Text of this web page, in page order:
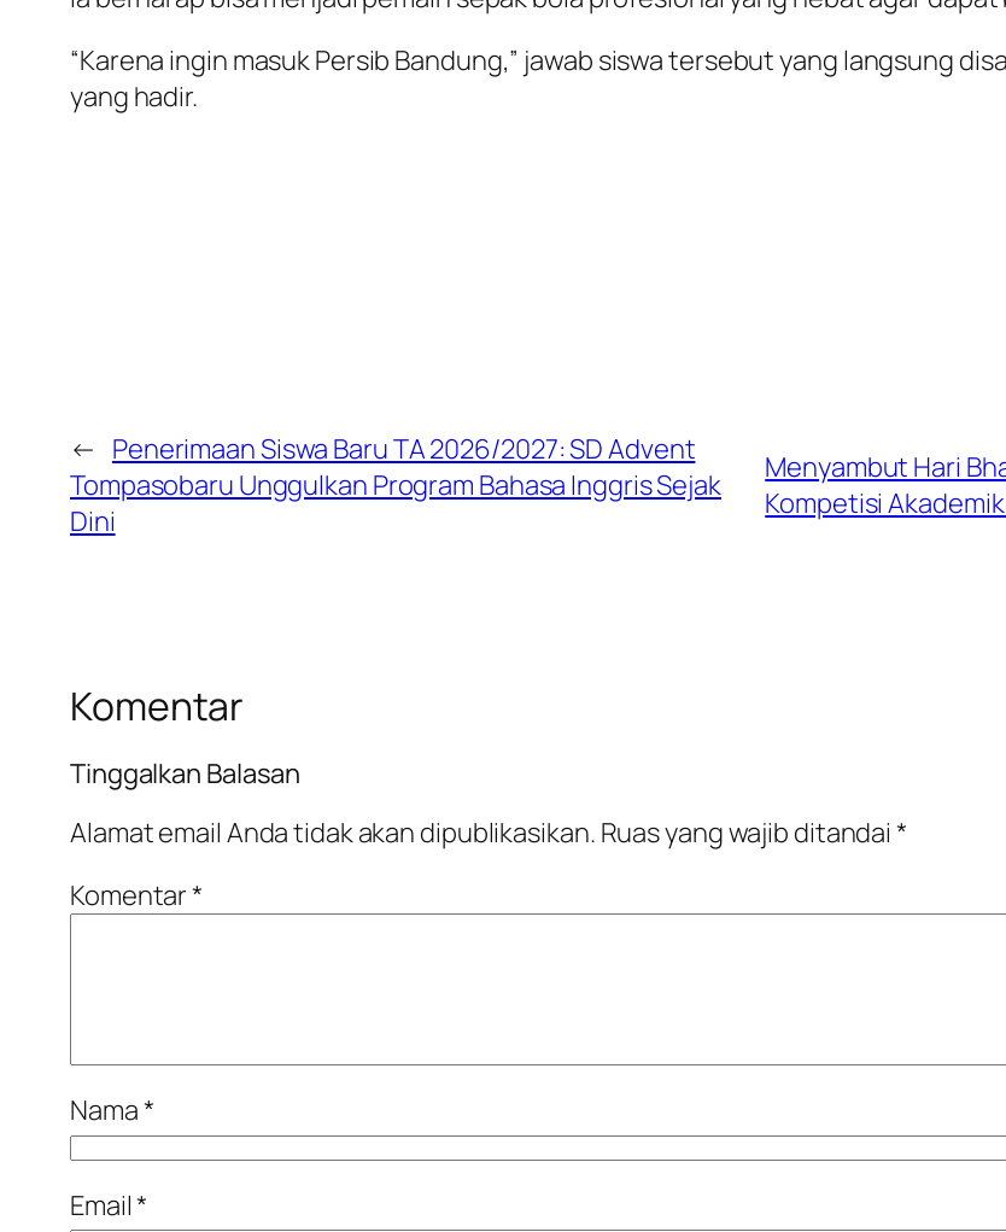
“Karena ingin masuk Persib Bandung,” jawab siswa tersebut yang langsung
yang hadir.
← Penerimaan Siswa Baru TA 2026/2027: SD Advent
Tompasobaru Unggulkan Program Bahasa Inggris Sejak
Dini
Menyambut Hari
Kompetisi
Komentar
Tinggalkan Balasan
Alamat email Anda tidak akan dipublikasikan. Ruas yang wajib ditandai*
Komentar*
Nama*
Email*